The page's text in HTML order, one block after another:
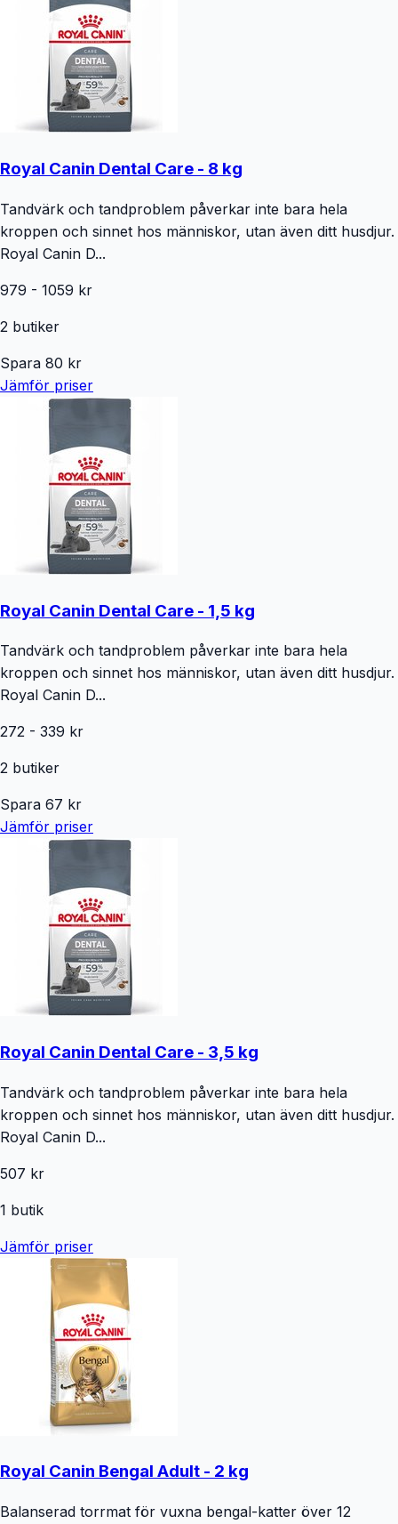
Royal Canin Dental Care - 8 kg
Tandvärk och tandproblem påverkar inte bara hela
kroppen och sinnet hos människor, utan även ditt husdjur.
Royal Canin D...
979 - 1059 kr
2 butiker
Spara 80 kr
Jämför priser
Royal Canin Dental Care - 1,5 kg
Tandvärk och tandproblem påverkar inte bara hela
kroppen och sinnet hos människor, utan även ditt husdjur.
Royal Canin D...
272 - 339 kr
2 butiker
Spara 67 kr
Jämför priser
Royal Canin Dental Care - 3,5 kg
Tandvärk och tandproblem påverkar inte bara hela
kroppen och sinnet hos människor, utan även ditt husdjur.
Royal Canin D...
507 kr
1 butik
Jämför priser
Royal Canin Bengal Adult - 2 kg
Balanserad torrmat för vuxna bengal-katter över 12